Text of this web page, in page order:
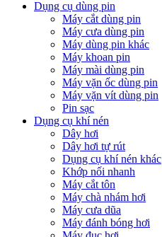
Dụng cụ dùng pin
Máy cắt dùng pin
Máy cưa dùng pin
Máy dùng pin khác
Máy khoan pin
Máy mài dùng pin
Máy vặn ốc dùng pin
Máy vặn vít dùng pin
Pin sạc
Dụng cụ khí nén
Dây hơi
Dây hơi tự rút
Dụng cụ khí nén khác
Khớp nối nhanh
Máy cắt tôn
Máy chà nhám hơi
Máy cưa dũa
Máy đánh bóng hơi